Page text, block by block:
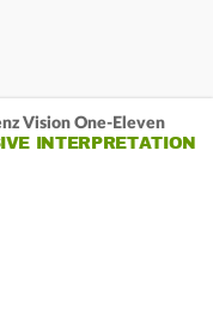
Vision One-Eleven
INTERPRETATION